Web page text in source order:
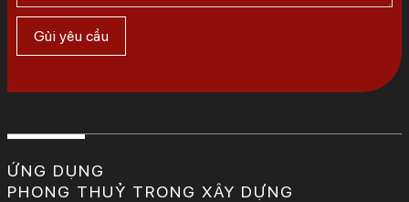
ỨNG DỤNG
PHONG THUỶ TRONG XÂY DỰNG